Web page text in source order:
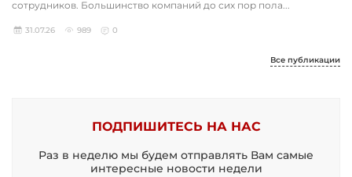
сотрудников. Большинство компаний до сих пор пола...
31.07.26 989 0
Все публикации
ПОДПИШИТЕСЬ НА НАС
Раз в неделю мы будем отправлять Вам самые
интересные новости недели